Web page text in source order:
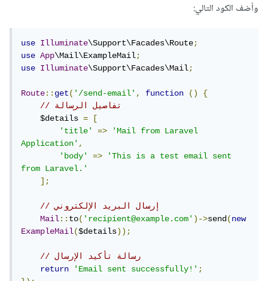
وأضف الكود التالي:
use Illuminate\Support\Facades\Route;
use
App\Mail\ExampleMail;
use
Illuminate\Support\Facades\Mail;
Route::get('/send-email', function ()
{
// تفاصيل الرسالة
    $details
=
[
'title'
=>
'Mail from Laravel
Application',
'body'
=>
'This is a test email sent
from Laravel.'
];
// إرسال البريد الإلكتروني
Mail::to('recipient@example.com')->send(new
ExampleMail($details));
// رسالة تأكيد الإرسال
return
'Email sent successfully!';